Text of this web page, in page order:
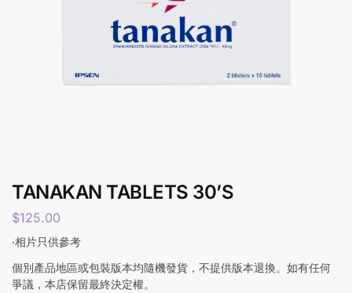
TANAKAN TABLETS 30’S
$125.00
‧相片只供參考
個別產品地區或包裝版本均隨機發貨，不提供版本退換。如有任何
爭議，本店保留最終決定權。